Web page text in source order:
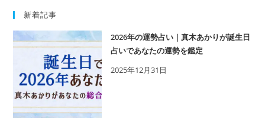
新着記事
2026年の運勢占い｜真木あかりが誕生日
占いであなたの運勢を鑑定
2025年12月31日